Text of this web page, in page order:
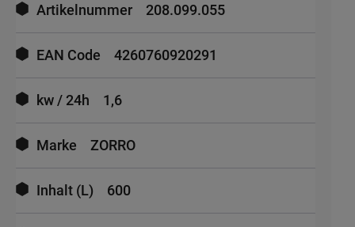
Informationen
Artikelnummer 208.099.055
EAN Code 4260760920291
kw / 24h 1,6
Marke ZORRO
Inhalt (L) 600